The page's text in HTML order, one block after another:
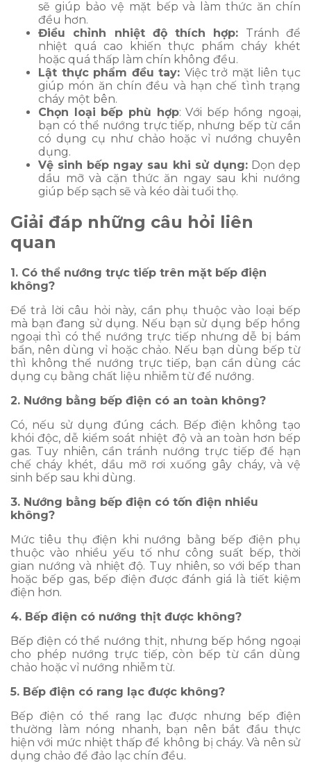
sẽ giúp bảo vệ mặt bếp và làm thức ăn chín
đều hơn.
Điều chỉnh nhiệt độ thích hợp: Tránh để
nhiệt quá cao khiến thực phẩm cháy khét
hoặc quá thấp làm chín không đều.
Lật thực phẩm đều tay: Việc trở mặt liên tục
giúp món ăn chín đều và hạn chế tình trạng
cháy một bên.
Chọn loại bếp phù hợp: Với bếp hồng ngoại,
bạn có thể nướng trực tiếp, nhưng bếp từ cần
có dụng cụ như chảo hoặc vỉ nướng chuyên
dụng.
Vệ sinh bếp ngay sau khi sử dụng:Dọn dẹp
dầu mỡ và cặn thức ăn ngay sau khi nướng
giúp bếp sạch sẽ và kéo dài tuổi thọ.
Giải đáp những câu hỏi liên
quan
1. Có thể nướng trực tiếp trên mặt bếp điện
không?
Để trả lời câu hỏi này, cần phụ thuộc vào loại bếp
mà bạn đang sử dụng. Nếu bạn sử dụng bếp hồng
ngoại thì có thể nướng trực tiếp nhưng dễ bị bám
bẩn, nên dùng vỉ hoặc chảo. Nếu bạn dùng bếp từ
thì không thể nướng trực tiếp, bạn cần dùng các
dụng cụ bằng chất liệu nhiễm từ để nướng.
2. Nướng bằng bếp điện có an toàn không?
Có, nếu sử dụng đúng cách. Bếp điện không tạo
khói độc, dễ kiểm soát nhiệt độ và an toàn hơn bếp
gas. Tuy nhiên, cần tránh nướng trực tiếp để hạn
chế cháy khét, dầu mỡ rơi xuống gây cháy, và vệ
sinh bếp sau khi dùng.
3. Nướng bằng bếp điện có tốn điện nhiều
không?
Mức tiêu thụ điện khi nướng bằng bếp điện phụ
thuộc vào nhiều yếu tố như công suất bếp, thời
gian nướng và nhiệt độ. Tuy nhiên, so với bếp than
hoặc bếp gas, bếp điện được đánh giá là tiết kiệm
điện hơn.
4. Bếp điện có nướng thịt được không?
Bếp điện có thể nướng thịt, nhưng bếp hồng ngoại
cho phép nướng trực tiếp, còn bếp từ cần dùng
chảo hoặc vỉ nướng nhiễm từ.
5. Bếp điện có rang lạc được không?
Bếp điện có thể rang lạc được nhưng bếp điện
thường làm nóng nhanh, bạn nên bắt đầu thực
hiện với mức nhiệt thấp để không bị cháy. Và nên sử
dụng chảo để đảo lạc chín đều.